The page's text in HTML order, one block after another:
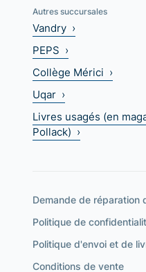
Autres succursales
Vandry ›
PEPS ›
Collège Mérici ›
Uqar ›
Livres usagés (en
Pollack) ›
Demande de réparation
Politique de
Politique d'envoi et de
Conditions de vente